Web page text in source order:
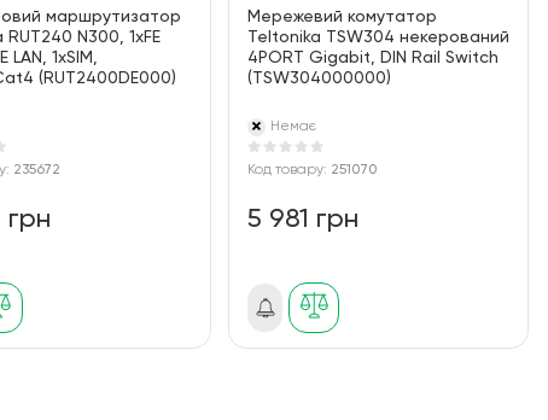
маршрутизатор
RUT240 N300, 1xFE
LAN, 1xSIM,
(RUT2400DE000)
235672
Мережевий комутатор
Teltonika TSW304 некерований
4PORT Gigabit, DIN Rail Switch
(TSW304000000)
Немає
Код товару: 251070
5 981 грн